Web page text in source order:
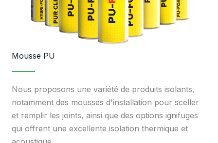
Mousse PU
Nous proposons une variété de produits isolants,
notamment des mousses d'installation pour sceller
et remplir les joints, ainsi que des options ignifuges
qui offrent une excellente isolation thermique et